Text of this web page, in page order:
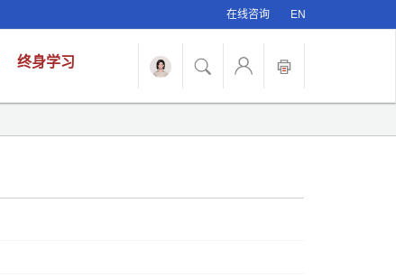
在线咨询 EN
终身学习